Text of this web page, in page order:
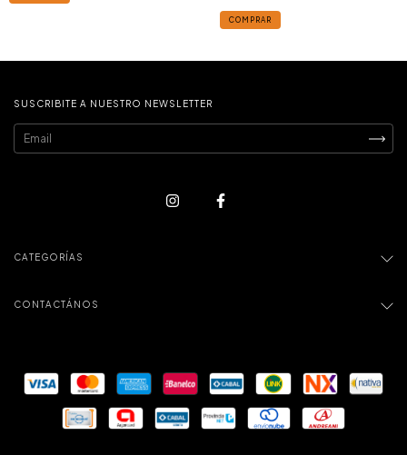
COMPRAR
SUSCRIBITE A NUESTRO NEWSLETTER
CATEGORÍAS
CONTACTÁNOS